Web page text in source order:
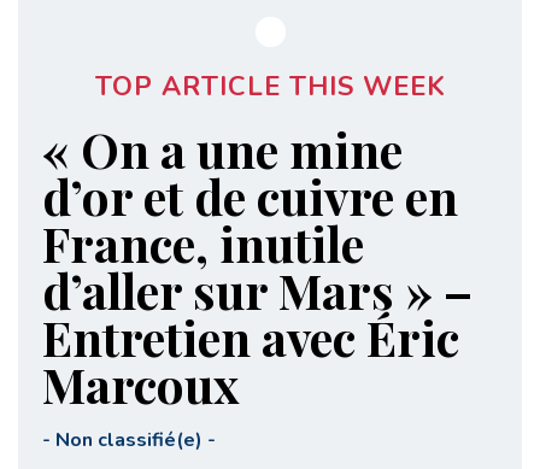
TOP ARTICLE THIS WEEK
« On a une mine
d’or et de cuivre en
France, inutile
d’aller sur Mars » –
Entretien avec Éric
Marcoux
- Non classifié(e) -